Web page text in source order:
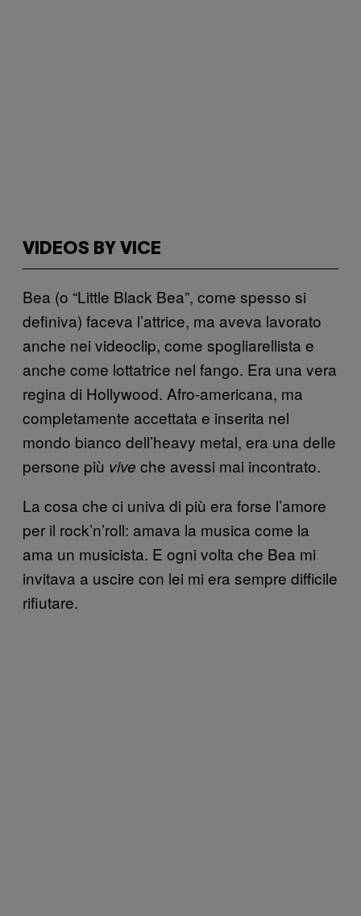
VIDEOS BY VICE
Bea (o “Little Black Bea”, come spesso si
definiva) faceva l’attrice, ma aveva lavorato
anche nei videoclip, come spogliarellista e
anche come lottatrice nel fango. Era una vera
regina di Hollywood. Afro-americana, ma
completamente accettata e inserita nel
mondo bianco dell’heavy metal, era una delle
persone più vive che avessi mai incontrato.
La cosa che ci univa di più era forse l’amore
per il rock’n’roll: amava la musica come la
ama un musicista. E ogni volta che Bea mi
invitava a uscire con lei mi era sempre difficile
rifiutare.